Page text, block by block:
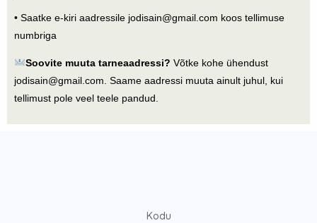
• Saatke e-kiri aadressile jodisain@gmail.com koos tellimuse
numbriga
Soovite muuta tarneaadressi? Võtke kohe ühendust
jodisain@gmail.com . Saame aadressi muuta ainult juhul, kui
tellimust pole veel teele pandud.
Kodu